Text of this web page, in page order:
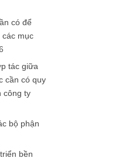
có để
mục
tác giữa
cần có quy
công ty
bộ phận
bền